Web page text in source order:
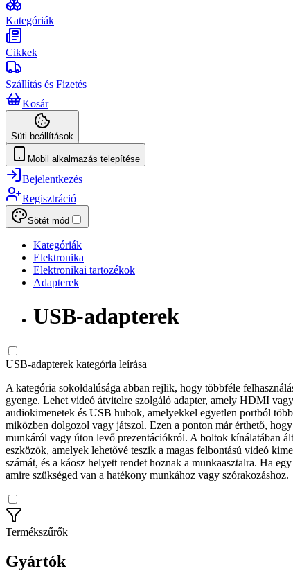
Kategóriák
Cikkek
Szállítás és Fizetés
Kosár
Süti beállítások
Mobil alkalmazás telepítése
Bejelentkezés
Regisztráció
Sötét mód
Kategóriák
Elektronika
Elektronikai tartozékok
Adapterek
USB-adapterek
USB-adapterek kategória leírása
A kategória sokoldalúsága abban rejlik, hogy többféle
gyenge. Lehet videó átvitelre szolgáló adapter, amely HDMI
audiokimenetek és USB hubok, amelyekkel egyetlen portból
miközben dolgozol vagy játszol. Ezen a ponton már érthető,
munkáról vagy úton levő prezentációkról. A boltok kínálatában
eszközök, amelyek lehetővé teszik a magas felbontású videó
számát, és a káosz helyett rendet hoznak a munkaasztalra. Ha
amire szükséged van a hatékony munkához vagy szórakozáshoz.
Termékszűrők
Gyártók